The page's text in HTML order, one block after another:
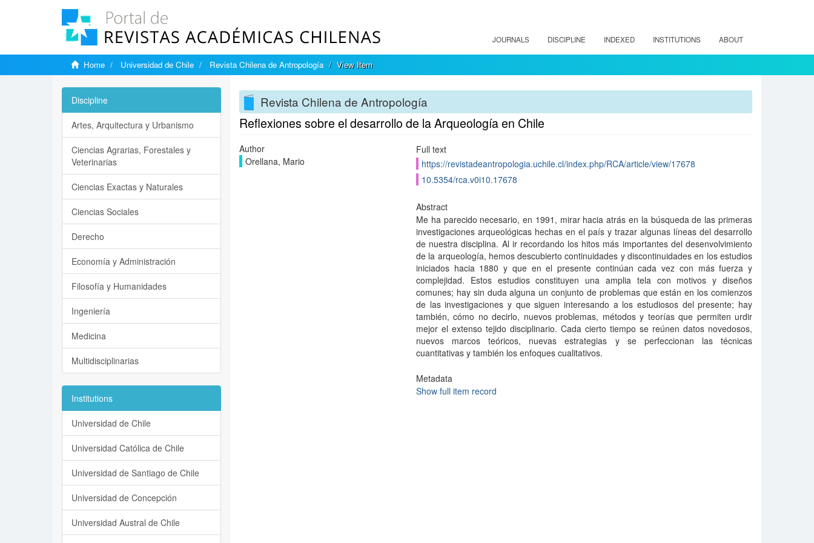
JOURNALS DISCIPLINE INDEXED INSTITUTIONS ABOUT
Home Universidad de Chile Revista Chilena de Antropología View Item
Revista Chilena de Antropología
Reflexiones sobre el desarrollo de la Arqueología en Chile
Author
Orellana, Mario
Full text
https://revistadeantropologia.uchile.cl/index.php/RCA/article/view/17678
10.5354/rca.v0i10.17678
Abstract
Me ha parecido necesario, en 1991, mirar hacia atrás en la búsqueda de las primeras
investigaciones arqueológicas hechas en el país y trazar algunas líneas del desarrollo
de nuestra disciplina. Al ir recordando los hitos más importantes del desenvolvimiento
de la arqueología, hemos descubierto continuidades y discontinuidades en los estudios
iniciados hacia 1880 y que en el presente continúan cada vez con más fuerza y
complejidad. Estos estudios constituyen una amplia tela con motivos y diseños
comunes; hay sin duda alguna un conjunto de problemas que están en los comienzos
de las investigaciones y que siguen interesando a los estudiosos del presente; hay
también, cómo no decirlo, nuevos problemas, métodos y teorías que permiten urdir
mejor el extenso tejido disciplinario. Cada cierto tiempo se reúnen datos novedosos,
nuevos marcos teóricos, nuevas estrategias y se perfeccionan las técnicas
cuantitativas y también los enfoques cualitativos.
Metadata
Show full item record
Discipline
Artes, Arquitectura y Urbanismo
Ciencias Agrarias, Forestales y
Veterinarias
Ciencias Exactas y Naturales
Ciencias Sociales
Derecho
Economía y Administración
Filosofía y Humanidades
Ingeniería
Medicina
Multidisciplinarias
Institutions
Universidad de Chile
Universidad Católica de Chile
Universidad de Santiago de Chile
Universidad de Concepción
Universidad Austral de Chile